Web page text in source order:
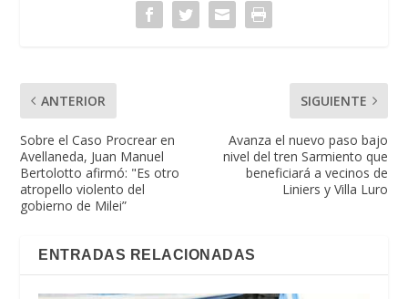
ANTERIOR
Sobre el Caso Procrear en
Avellaneda, Juan Manuel
Bertolotto afirmó: "Es otro
atropello violento del
gobierno de Milei”
SIGUIENTE
Avanza el nuevo paso bajo
nivel del tren Sarmiento que
beneficiará a vecinos de
Liniers y Villa Luro
ENTRADAS RELACIONADAS